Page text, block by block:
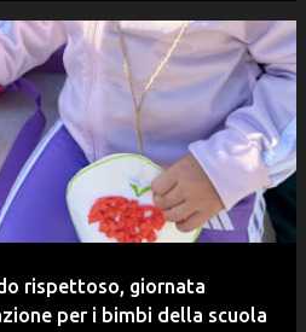
rispettoso, giornata
per i bimbi della scuola